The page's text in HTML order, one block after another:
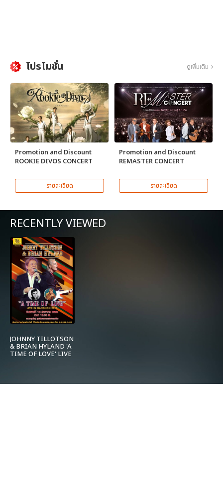
โปรโมชั่น ดูเพิ่มเติม
Promotion and Discount
ROOKIE DIVOS CONCERT
รายละเอียด
Promotion and Discount
REMASTER CONCERT
รายละเอียด
RECENTLY VIEWED
JOHNNY TILLOTSON
& BRIAN HYLAND 'A
TIME OF LOVE' LIVE